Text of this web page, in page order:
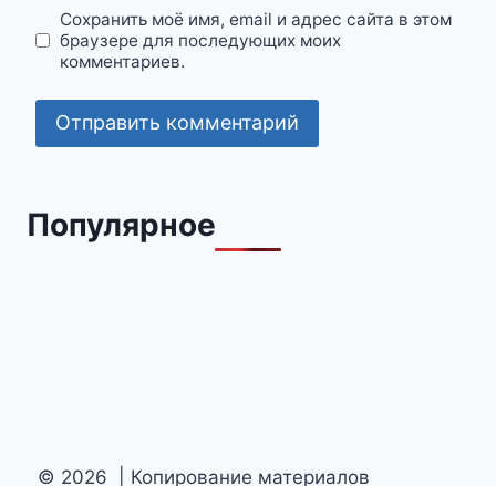
Сохранить моё имя, email и адрес сайта в этом
браузере для последующих моих
комментариев.
Популярное
© 2026 | Копирование материалов